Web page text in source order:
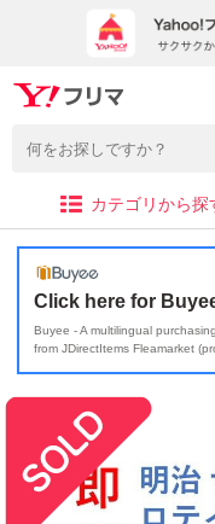
カテゴリから探
Click here for
Buyee - A multilingual
from JDirectItems Fleamarket